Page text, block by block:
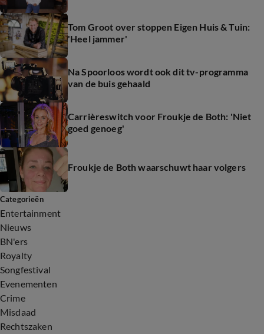
Tom Groot over stoppen Eigen Huis & Tuin:
'Heel jammer'
Na Spoorloos wordt ook dit tv-programma
van de buis gehaald
Carrièreswitch voor Froukje de Both: 'Niet
goed genoeg'
Froukje de Both waarschuwt haar volgers
Categorieën
Entertainment
Nieuws
BN'ers
Royalty
Songfestival
Evenementen
Crime
Misdaad
Rechtszaken